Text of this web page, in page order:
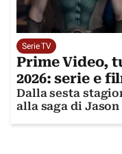
Serie TV
Prime Video,
2026: serie e
Dalla sesta
alla saga di